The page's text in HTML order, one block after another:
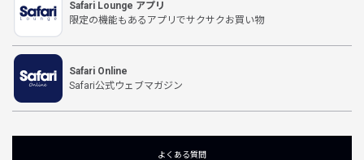
Safari Lounge アプリ
限定の機能もあるアプリでサクサクお買い物
Safari Online
Safari公式ウェブマガジン
よくある質問